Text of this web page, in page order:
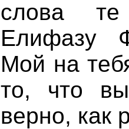
слова
Елифазу
Мой на
то, что
верно, как